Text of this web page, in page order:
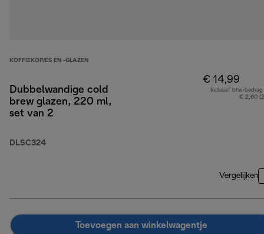
KOFFIEKOPJES EN -GLAZEN
Dubbelwandige cold
brew glazen, 220 ml,
set van 2
DLSC324
€ 14,99
Inclusief btw-bedrag
€ 2,60
Vergelijken
Toevoegen aan winkelwagentje